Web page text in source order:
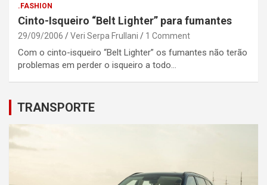
.FASHION
Cinto-Isqueiro “Belt Lighter” para fumantes
29/09/2006 Veri Serpa Frullani 1 Comment
Com o cinto-isqueiro “Belt Lighter” os fumantes não terão
problemas em perder o isqueiro a todo…
TRANSPORTE